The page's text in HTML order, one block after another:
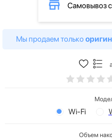
Самовывоз
Мы продаем только
Wi-Fi
Объем